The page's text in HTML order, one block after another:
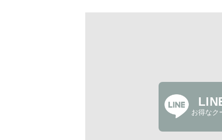
お得なク